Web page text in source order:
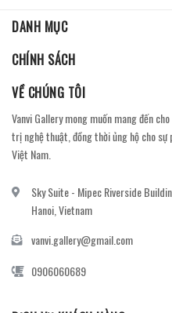
DANH MỤC
CHÍNH SÁCH
VỀ CHÚNG TÔI
Vanvi Gallery mong muốn mang đến
trị nghệ thuật, đồng thời ủng hộ cho
Việt Nam.
Sky Suite - Mipec Riverside
Hanoi, Vietnam
vanvi.gallery@gmail.com
0906060689